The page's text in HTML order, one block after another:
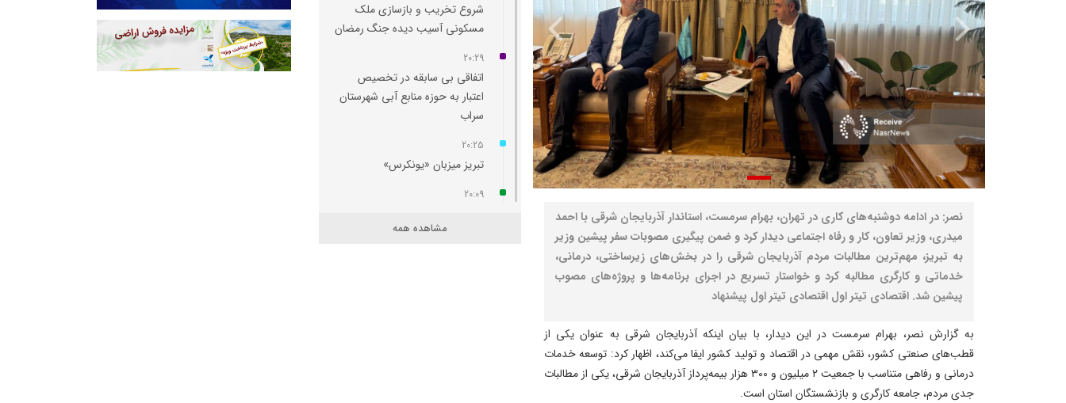
نصر: در ادامه دوشنبه‌های کاری در تهران، بهرام سرمست، استاندار آذربایجان شرقی با احمد
میدری، وزیر تعاون، کار و رفاه اجتماعی دیدار کرد و ضمن پیگیری مصوبات سفر پیشین وزیر
به تبریز، مهم‌ترین مطالبات مردم آذربایجان شرقی را در بخش‌‌های زیرساختی، درمانی،
خدماتی و کارگری مطالبه کرد و خواستار تسریع در اجرای برنامه‌ها و پروژه‌‌های مصوب
پیشین شد. اقتصادی تیتر اول اقتصادی تیتر اول پیشنهاد
به گزارش نصر، بهرام سرمست در این دیدار، با بیان اینکه آذربایجان شرقی به عنوان یکی از
قطب‌‌های صنعتی کشور، نقش مهمی در اقتصاد و تولید کشور ایفا می‌کند، اظهار کرد: توسعه خدمات
درمانی و رفاهی متناسب با جمعیت ۲ میلیون و ۳۰۰ هزار بیمه‌‌پرداز آذربایجان شرقی، یکی از مطالبات
جدی مردم، جامعه کارگری و بازنشستگان استان است.
شروع تخریب و بازسازی ملک
مسکونی آسیب‌ دیده جنگ رمضان
20:29
اتفاقی بی سابقه در تخصیص
اعتبار به حوزه منابع آبی شهرستان
سراب
20:25
تبریز میزبان «یونکرس»
20:09
مشاهده همه